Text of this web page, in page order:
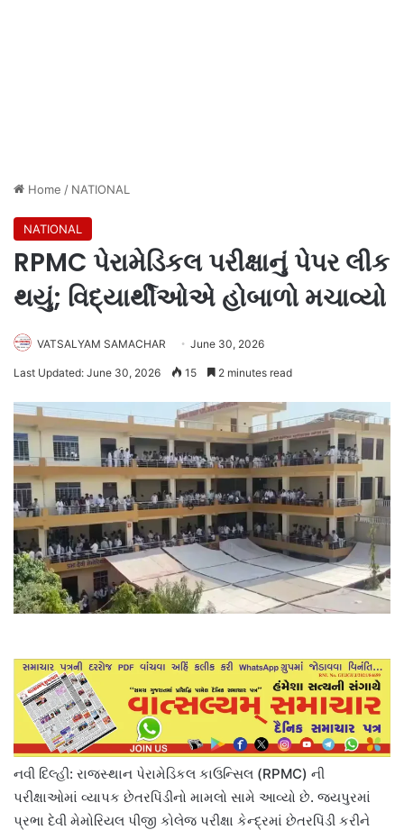
Home / NATIONAL
NATIONAL
RPMC પેરામેડિકલ પરીક્ષાનું પેપર લીક
થયું; વિદ્યાર્થીઓએ હોબાળો મચાવ્યો
VATSALYAM SAMACHAR June 30, 2026
Last Updated: June 30, 2026 15 2 minutes read
નવી દિલ્હી: રાજસ્થાન પેરામેડિકલ કાઉન્સિલ (RPMC) ની
પરીક્ષાઓમાં વ્યાપક છેતરપિંડીનો મામલો સામે આવ્યો છે. જયપુરમાં
પ્રભા દેવી મેમોરિયલ પીજી કોલેજ પરીક્ષા કેન્દ્રમાં છેતરપિંડી કરીને